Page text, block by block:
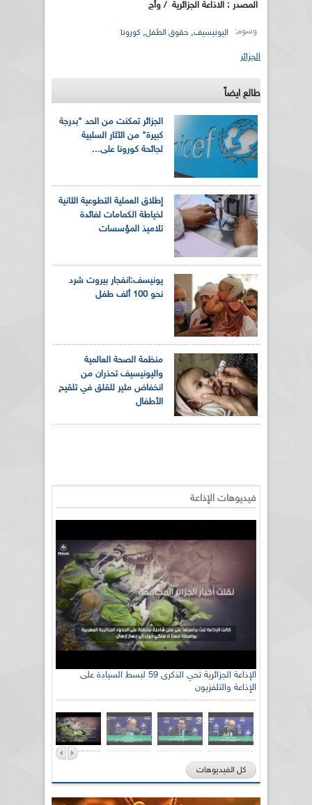
المصدر : الاذاعة الجزائرية / وأج
وسوم: اليونيسيف, حقوق الطفل, كورونا
الجزائر
طالع ايضاً
الجزائر تمكنت من الحد "بدرجة
كبيرة" من الآثار السلبية
لجائحة كورونا على...
إطلاق العملية التطوعية الثانية
لخياطة الكمامات لفائدة
تلاميذ المؤسسات
يونيسف:انفجار بيروت شرد
نحو 100 ألف طفل
منظمة الصحة العالمية
واليونيسيف تحذران من
انخفاض مثير للقلق في تلقيح
الأطفال
فيديوهات الإذاعة
الإذاعة الجزائرية تحي الذكرى 59 لبسط السيادة على
الإذاعة والتلفزيون
كل الفيديوهات